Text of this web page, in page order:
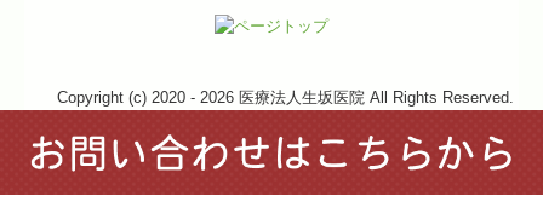
Copyright (c) 2020 - 2026 医療法人生坂医院 All Rights Reserved.